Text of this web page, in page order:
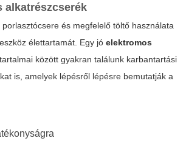
alkatrészcserék
és megfelelő töltő használata
élettartamát. Egy jó elektromos
tartalmai között gyakran találunk karbantartási
is, amelyek lépésről lépésre bemutatják a